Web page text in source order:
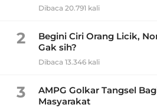
Dibaca 20.791 kali
2
Begini Ciri Orang Licik,
Gak sih?
Dibaca 13.346 kali
3
AMPG Golkar Tangsel
Masyarakat